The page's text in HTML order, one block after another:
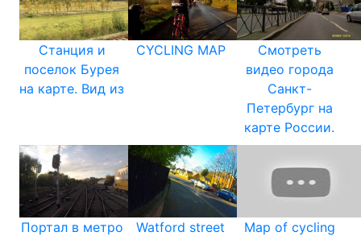
Станция и
поселок Бурея
на карте. Вид из
CYCLING MAP
Смотреть
видео города
Санкт-
Петербург на
карте России.
Портал в метро
Watford street
Map of cycling